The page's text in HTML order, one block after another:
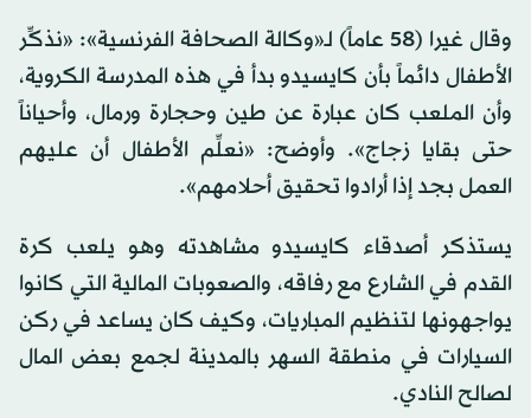
وقال غيرا (58 عاماً) لـ«وكالة الصحافة الفرنسية»: «نذكِّر
الأطفال دائماً بأن كايسيدو بدأ في هذه المدرسة الكروية،
وأن الملعب كان عبارة عن طين وحجارة ورمال، وأحياناً
حتى بقايا زجاج». وأوضح: «نعلِّم الأطفال أن عليهم
العمل بجد إذا أرادوا تحقيق أحلامهم».
يستذكر أصدقاء كايسيدو مشاهدته وهو يلعب كرة
القدم في الشارع مع رفاقه، والصعوبات المالية التي كانوا
يواجهونها لتنظيم المباريات، وكيف كان يساعد في ركن
السيارات في منطقة السهر بالمدينة لجمع بعض المال
لصالح النادي.